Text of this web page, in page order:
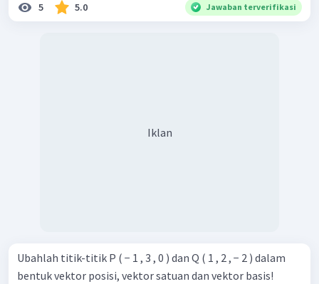
5 5.0 Jawaban terverifikasi
Iklan
Ubahlah titik-titik P ( − 1 , 3 , 0 ) dan Q ( 1 , 2 , − 2 ) dalam
bentuk vektor posisi, vektor satuan dan vektor basis!